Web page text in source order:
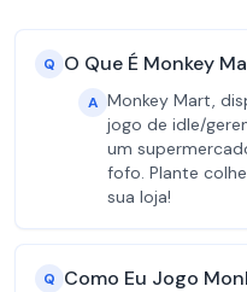
Q O Que É Monkey
A Monkey Mart,
jogo de idle/
um
fofo. Plante
sua loja!
Q Como Eu Jogo